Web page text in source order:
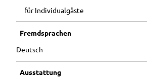
für Individualgäste
Fremdsprachen
Deutsch
Ausstattung